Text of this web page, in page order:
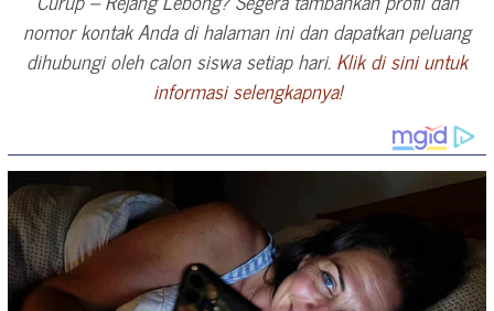
nomor kontak Anda di halaman ini dan dapatkan peluang
dihubungi oleh calon siswa setiap hari. Klik di sini untuk
informasi selengkapnya!